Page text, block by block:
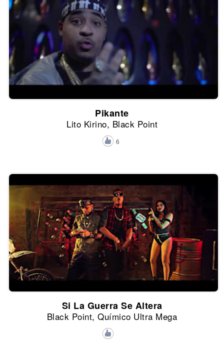
Pikante
Lito Kirino, Black Point
6
Si La Guerra Se Altera
Black Point, Químico Ultra Mega